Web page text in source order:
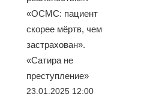
«ОСМС: пациент
скорее мёртв, чем
застрахован».
«Сатира не
преступление»
23.01.2025 12:00